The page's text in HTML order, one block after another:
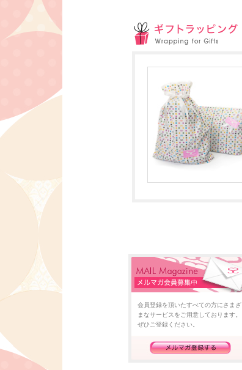
会員登録を頂いたすべての方にさまざ
まなサービスをご用意しております。
ぜひご登録ください。